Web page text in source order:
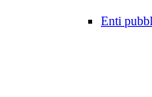
Enti